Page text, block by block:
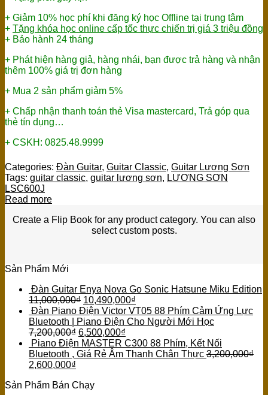
+ Giảm 10% học phí khi đăng ký học Offline tại trung tâm
+ Tặng khóa học online cấp tốc thực chiến trị giá 3 triệu đồng
+ Bảo hành 24 tháng
+ Phát hiện hàng giả, hàng nhái, bạn được trả hàng và nhận
thêm 100% giá trị đơn hàng
+ Mua 2 sản phẩm giảm 5%
+ Chấp nhận thanh toán thẻ Visa mastercard, Trả góp qua
thẻ tín dụng…
+ CSKH: 0825.48.9999
Categories: Đàn Guitar, Guitar Classic, Guitar Lương Sơn
Tags: guitar classic, guitar lương sơn, LƯƠNG SƠN
LSC600J
Read more
Create a Flip Book for any product category. You can also
select custom posts.
Sản Phẩm Mới
Đàn Guitar Enya Nova Go Sonic Hatsune Miku Edition
11,000,000₫ 10,490,000₫
Đàn Piano Điện Victor VT05 88 Phím Cảm Ứng Lực
Bluetooth | Piano Điện Cho Người Mới Học
7,200,000₫ 6,500,000₫
Piano Điện MASTER C300 88 Phím, Kết Nối
Bluetooth , Giá Rẻ Âm Thanh Chân Thực 3,200,000₫
2,600,000₫
Sản Phẩm Bán Chạy